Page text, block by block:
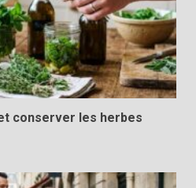
conserver les herbes